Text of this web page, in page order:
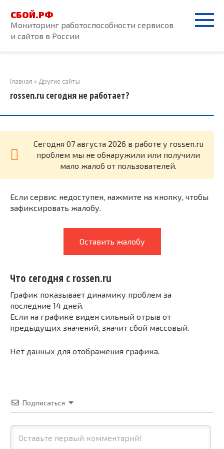
контенту
СБОЙ.РФ
Мониторинг работоспособности сервисов
и сайтов в России
Главная » Другие сайты
rossen.ru сегодня не работает?
Cегодня 07 августа 2026 в работе у rossen.ru
проблем мы не обнаружили или получили
мало жалоб от пользователей.
Если сервис недоступен, нажмите на кнопку, чтобы
зафиксировать жалобу.
Оставить жалобу
Что сегодня с rossen.ru
График показывает динамику проблем за
последние 14 дней.
Если на графике виден сильный отрыв от
предыдущих значений, значит сбой массовый.
Нет данных для отображения графика.
Подписаться